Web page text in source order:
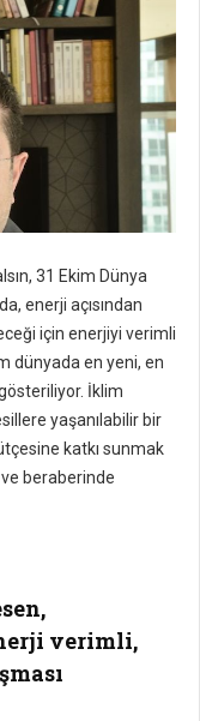
31 Ekim Dünya
enerji açısından
için enerjiyi verimli
dünyada en yeni, en
İklim
yaşanılabilir bir
katkı sunmak
beraberinde
verimli,